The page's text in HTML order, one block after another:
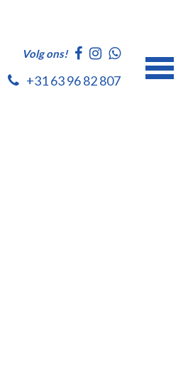
Volg ons!
+31 63 96 82 807